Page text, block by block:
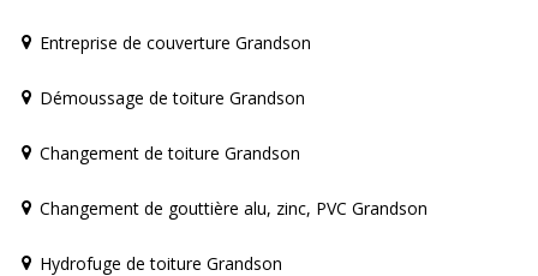
Entreprise de couverture Grandson
Démoussage de toiture Grandson
Changement de toiture Grandson
Changement de gouttière alu, zinc, PVC Grandson
Hydrofuge de toiture Grandson